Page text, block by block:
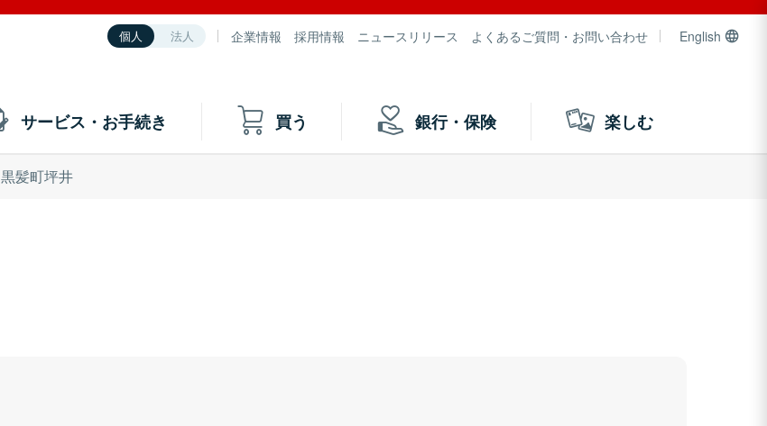
個人 法人 企業情報 採用情報 ニュースリリース よくあるご質問・お問い合わせ English
サービス・お手続き 買う 銀行・保険 楽しむ
黒髪町坪井